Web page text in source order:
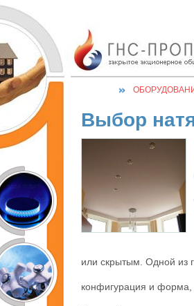
Выбор
или скрытым. Одной из
конфигурация и форма,